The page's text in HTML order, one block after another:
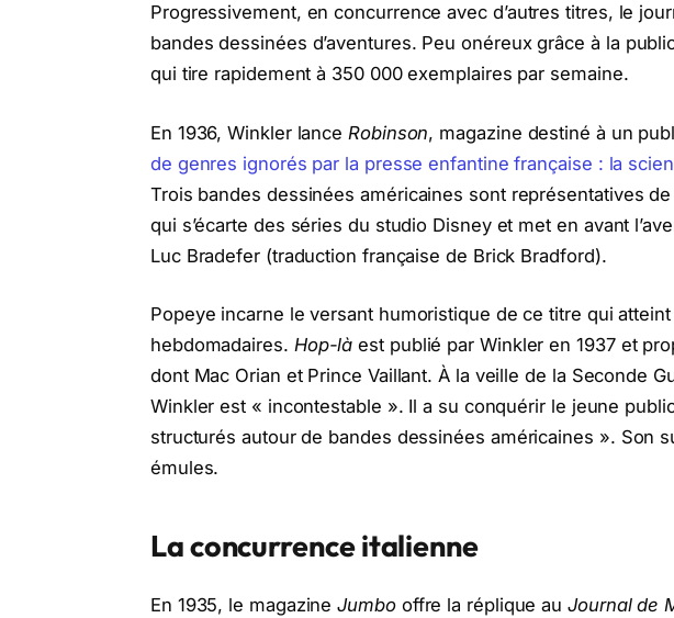
Progressivement, en concurrence avec d’autres titres, le
bandes dessinées d’aventures. Peu onéreux grâce à la
qui tire rapidement à 350 000 exemplaires par semaine.
En 1936, Winkler lance Robinson, magazine destiné à un
de genres ignorés par la presse enfantine française : la
Trois bandes dessinées américaines sont représentatives
qui s’écarte des séries du studio Disney et met en avant
Luc Bradefer (traduction française de Brick Bradford).
Popeye incarne le versant humoristique de ce titre qui
hebdomadaires. Hop-là est publié par Winkler en 1937 et
dont Mac Orian et Prince Vaillant. À la veille de la Seconde
Winkler est « incontestable ». Il a su conquérir le jeune
structurés autour de bandes dessinées américaines ». Son
émules.
La concurrence italienne
En 1935, le magazineJumbooffre la réplique auJournal de